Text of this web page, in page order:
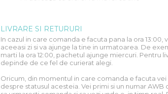
LIVRARE SI RETURURI
In cazul in care comanda e facuta pana la ora 13:00,
aceeasi zi si va ajunge la tine in urmatoarea. De
marti la ora 12:00, pachetul ajunge miercuri. Pentru
depinde de ce fel de curierat alegi.
Oricum, din momentul in care comanda e facuta
despre statusul acesteia. Vei primi si un numar AWB